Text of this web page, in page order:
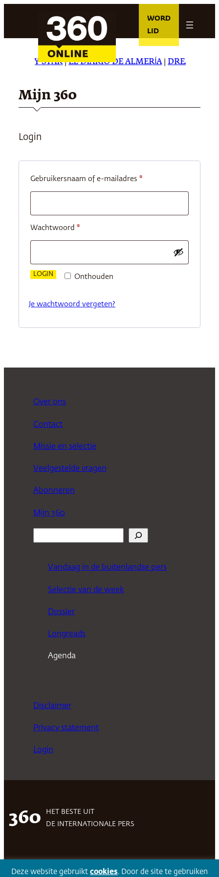
WORD
LID
DAILY STAR|EL DIARIO DE ALMERÍA| DREAMING
Mijn 360
Login
Gebruikersnaam of e-mailadres *Vereist
Wachtwoord *Vereist
Onthouden
LOGIN
Je wachtwoord vergeten?
Over ons
Contact
Missie en selectie
Veelgestelde vragen
Abonneren
Mijn 360
Vandaag in de buitenlandse pers
Selectie van de week
Dossier
Longreads
Agenda
Disclaimer
Privacy statement
Login
360
HET BESTE UIT
DE INTERNATIONALE PERS
Volg 360Facebook LinkedIn Twitter
Deze website gebruikt cookies. Door de site te gebruiken